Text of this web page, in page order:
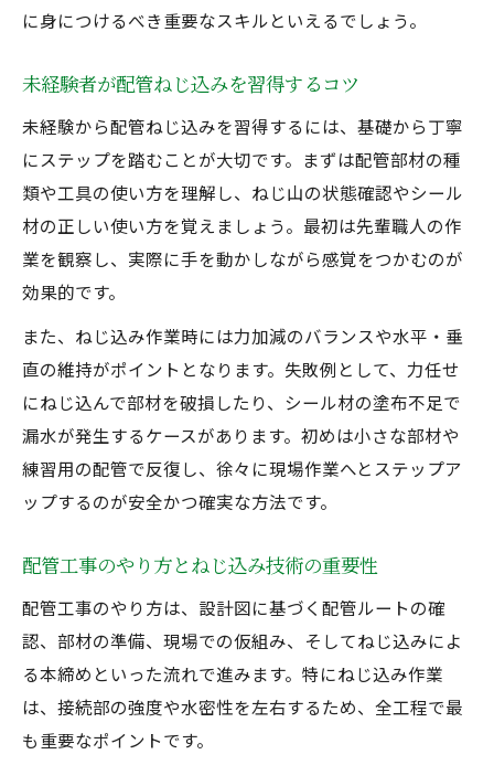
配管工事資格なしで挑むキャリアの道しるべ
資格なしから配管工になれる道のり解説
配管工事と管工事の違いと選び方のヒント
現場経験を活かした配管施工の成長術
配管ねじ込みで安定収入を得る秘訣
仕事選びに迷う方へ配管ねじ込みの魅力解説
配管工事やり方を通じて得られる経験値
配管施工分野で活躍する人の特徴とは
配管工を辞めとけと思う理由と本当の現実
配管施工における成長のコツと注意点まとめ
配管ねじ込みでスキルアップする成長法
配管工事資格なしで直面する課題と対策
現場で役立つ配管工事の実践ノウハウ
配管ねじ込みで差がつくポイント整理
に身につけるべき重要なスキルといえるでしょう。
未経験者が配管ねじ込みを習得するコツ
未経験から配管ねじ込みを習得するには、基礎から丁寧
にステップを踏むことが大切です。まずは配管部材の種
類や工具の使い方を理解し、ねじ山の状態確認やシール
材の正しい使い方を覚えましょう。最初は先輩職人の作
業を観察し、実際に手を動かしながら感覚をつかむのが
効果的です。
また、ねじ込み作業時には力加減のバランスや水平・垂
直の維持がポイントとなります。失敗例として、力任せ
にねじ込んで部材を破損したり、シール材の塗布不足で
漏水が発生するケースがあります。初めは小さな部材や
練習用の配管で反復し、徐々に現場作業へとステップア
ップするのが安全かつ確実な方法です。
配管工事のやり方とねじ込み技術の重要性
配管工事のやり方は、設計図に基づく配管ルートの確
認、部材の準備、現場での仮組み、そしてねじ込みによ
る本締めといった流れで進みます。特にねじ込み作業
は、接続部の強度や水密性を左右するため、全工程で最
も重要なポイントです。